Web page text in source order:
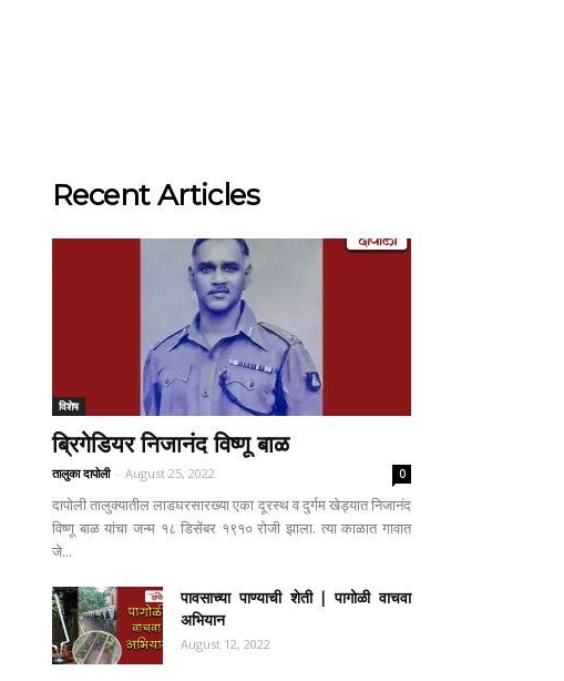
Recent Articles
विशेष
ब्रिगेडियर निजानंद विष्णू बाळ
तालुका दापोली - August 25, 2022 0
दापोली तालुक्यातील लाडघरसारख्या एका दूरस्थ व दुर्गम खेड्यात निजानंद
विष्णू बाळ यांचा जन्म १८ डिसेंबर १९१० रोजी झाला. त्या काळात गावात
जे...
पावसाच्या पाण्याची शेती | पागोळी वाचवा
अभियान
August 12, 2022